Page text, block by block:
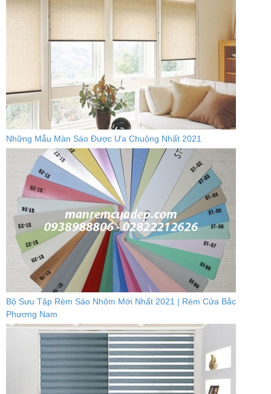
Những Mẫu Màn Sáo Được Ưa Chuộng Nhất 2021
Bộ Sưu Tập Rèm Sáo Nhôm Mới Nhất 2021 | Rèm Cửa Bắc
Phương Nam